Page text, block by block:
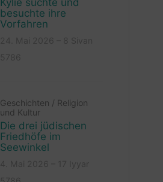
besuchte ihre
Vorfahren
Geschichten / Religion
und Kultur
Die drei jüdischen
Friedhöfe im
Seewinkel